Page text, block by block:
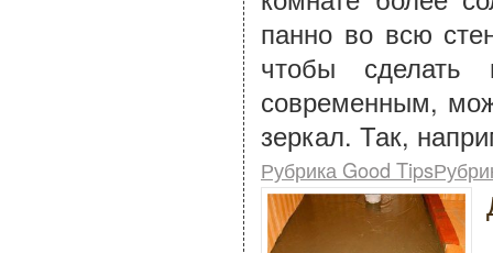
панно во всю
чтобы сделать
современным,
зеркал. Так,
Рубрика Good